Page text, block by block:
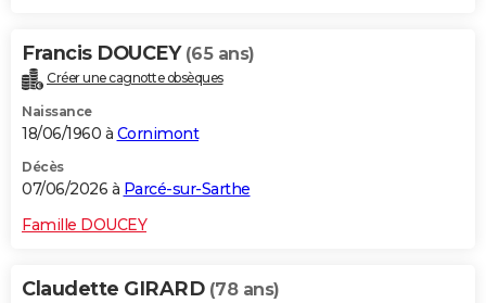
Dictionnaire
Biographies
Citations
Expressions
Proverbes
PROGRAMME TV
COPAINS D'AVANT
S'inscrire
Se connecter
Lycées
Collèges
Primaires
Universités
Entreprises
Service militaire
Avis de recherche
AVIS DE DÉCÈS
Francis DOUCEY (65 ans)
Créer une cagnotte obsèques
Naissance
18/06/1960 à Cornimont
Décès
07/06/2026 à Parcé-sur-Sarthe
Famille DOUCEY
Claudette GIRARD (78 ans)